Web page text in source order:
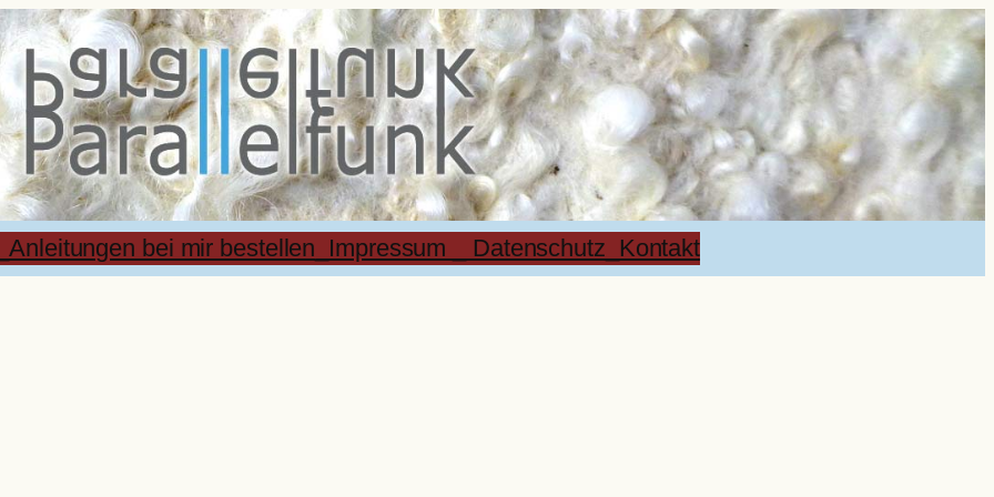
_Anleitungen bei mir bestellen _Impressum _ Datenschutz_Kontakt